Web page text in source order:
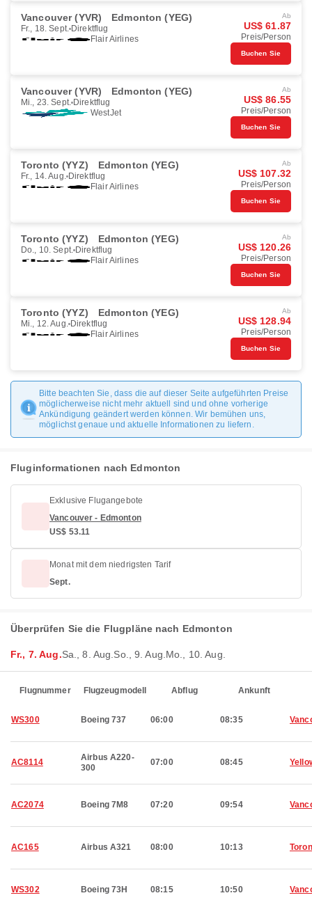
Vancouver (YVR) Edmonton (YEG)
Fr., 18. Sept. Direktflug
Flair Airlines
Ab
US$ 61.87
Preis/Person
Buchen Sie
Vancouver (YVR) Edmonton (YEG)
Mi., 23. Sept. Direktflug
WestJet
Ab
US$ 86.55
Preis/Person
Buchen Sie
Toronto (YYZ) Edmonton (YEG)
Fr., 14. Aug. Direktflug
Flair Airlines
Ab
US$ 107.32
Preis/Person
Buchen Sie
Toronto (YYZ) Edmonton (YEG)
Do., 10. Sept. Direktflug
Flair Airlines
Ab
US$ 120.26
Preis/Person
Buchen Sie
Toronto (YYZ) Edmonton (YEG)
Mi., 12. Aug. Direktflug
Flair Airlines
Ab
US$ 128.94
Preis/Person
Buchen Sie
Bitte beachten Sie, dass die auf dieser Seite aufgeführten Preise
möglicherweise nicht mehr aktuell sind und ohne vorherige
Ankündigung geändert werden können. Wir bemühen uns,
möglichst genaue und aktuelle Informationen zu liefern.
Fluginformationen nach Edmonton
Exklusive Flugangebote
Vancouver - Edmonton
US$ 53.11
Monat mit dem niedrigsten Tarif
Sept.
Überprüfen Sie die Flugpläne nach Edmonton
Fr., 7. Aug.Sa., 8. Aug. So., 9. Aug. Mo., 10. Aug.
Flugnummer Flugzeugmodell Abflug Ankunft
WS300 Boeing 737 06:00 08:35
AC8114
Airbus A220-
300
07:00 08:45
AC2074 Boeing 7M8 07:20 09:54
AC165 Airbus A321 08:00 10:13
WS302 Boeing 73H 08:15 10:50